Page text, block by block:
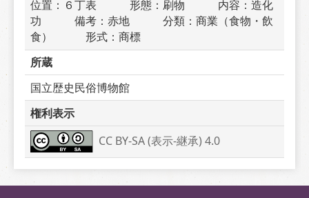
位置：６丁表　　　形態：刷物　　　内容：造化
功　　　備考：赤地　　　分類：商業（食物・飲
食）　　　形式：商標
所蔵
国立歴史民俗博物館
権利表示
CC BY-SA (表示-継承) 4.0